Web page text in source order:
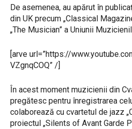
De asemenea, au apărut în
din UK precum „Classical
„The Musician” a Uniunii
[arve url=”https://
VZgnqCOQ” /]
În acest moment muzicienii din
pregătesc pentru înregistrarea
colaborează cu cvartetul de jazz
proiectul „Silents of Avant Garde